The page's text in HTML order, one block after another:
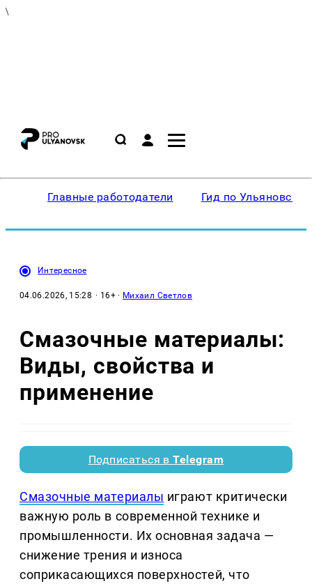
\
Главные работодатели Гид по Ульяновску
Интересное
04.06.2026, 15:28 · 16+ · Михаил Светлов
Смазочные материалы:
Виды, свойства и
применение
Подписаться вTelegram
Смазочные материалы играют критически
важную роль в современной технике и
промышленности. Их основная задача —
снижение трения и износа
соприкасающихся поверхностей, что